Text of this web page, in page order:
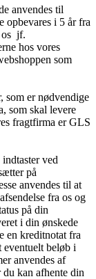
anvendes til
opbevares i 5 år fra
os jf.
hos vores
som
som er nødvendige
som skal levere
fragtfirma er GLS
ved
på
anvendes til at
fra os og
på din
i din ønskede
en kreditnotat fra
beløb i
anvendes af
kan afhente din